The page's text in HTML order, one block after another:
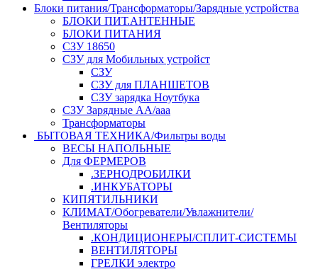
Блоки питания/Трансформаторы/Зарядные устройства
БЛОКИ ПИТ.АНТЕННЫЕ
БЛОКИ ПИТАНИЯ
СЗУ 18650
СЗУ для Мобильных устройст
СЗУ
СЗУ для ПЛАНШЕТОВ
СЗУ зарядка Ноутбука
СЗУ Зарядные АА/ааа
Трансформаторы
БЫТОВАЯ ТЕХНИКА/Фильтры воды
ВЕСЫ НАПОЛЬНЫЕ
Для ФЕРМЕРОВ
.ЗЕРНОДРОБИЛКИ
.ИНКУБАТОРЫ
КИПЯТИЛЬНИКИ
КЛИМАТ/Обогреватели/Увлажнители/
Вентиляторы
.КОНДИЦИОНЕРЫ/СПЛИТ-СИСТЕМЫ
ВЕНТИЛЯТОРЫ
ГРЕЛКИ электро